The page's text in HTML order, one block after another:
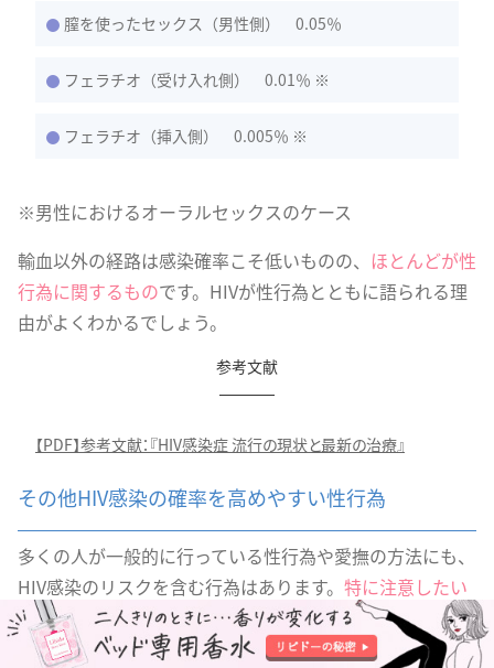
膣を使ったセックス（男性側） 0.05％
フェラチオ（受け入れ側） 0.01％ ※
フェラチオ（挿入側） 0.005％ ※
※男性におけるオーラルセックスのケース
輸血以外の経路は感染確率こそ低いものの、 ほとんどが性
行為に関するものです。HIVが性行為とともに語られる理
由がよくわかるでしょう。
参考文献
【PDF】参考文献：『HIV感染症 流行の現状と最新の治療』
その他HIV感染の確率を高めやすい性行為
多くの人が一般的に行っている性行為や愛撫の方法にも、
HIV感染のリスクを含む行為はあります。 特に注意したい
のは「フェラ」「精液を飲む」「クンニリングス」「生理
中のセックス」「コンドームなしでの挿入や中出し」など